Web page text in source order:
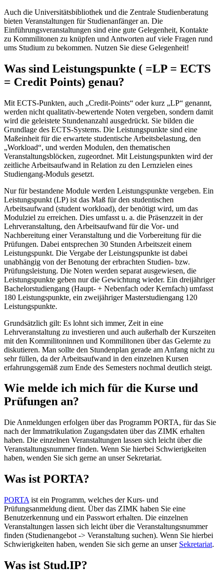
Auch die Universitätsbibliothek und die Zentrale Studienberatung
bieten Veranstaltungen für Studienanfänger an. Die
Einführungsveranstaltungen sind eine gute Gelegenheit, Kontakte
zu Kommilitonen zu knüpfen und Antworten auf viele Fragen rund
ums Studium zu bekommen. Nutzen Sie diese Gelegenheit!
Was sind Leistungspunkte ( =LP = ECTS
= Credit Points) genau?
Mit ECTS-Punkten, auch „Credit-Points“ oder kurz „LP“ genannt,
werden nicht qualitativ-bewertende Noten vergeben, sondern damit
wird die geleistete Stundenanzahl ausgedrückt. Sie bilden die
Grundlage des ECTS-Systems. Die Leistungspunkte sind eine
Maßeinheit für die erwartete studentische Arbeitsbelastung, den
„Workload“, und werden Modulen, den thematischen
Veranstaltungsblöcken, zugeordnet. Mit Leistungspunkten wird der
zeitliche Arbeitsaufwand in Relation zu den Lernzielen eines
Studiengang-Moduls gesetzt.
Nur für bestandene Module werden Leistungspunkte vergeben. Ein
Leistungspunkt (LP) ist das Maß für den studentischen
Arbeitsaufwand (student workload), der benötigt wird, um das
Modulziel zu erreichen. Dies umfasst u. a. die Präsenzzeit in der
Lehrveranstaltung, den Arbeitsaufwand für die Vor- und
Nachbereitung einer Veranstaltung und die Vorbereitung für die
Prüfungen. Dabei entsprechen 30 Stunden Arbeitszeit einem
Leistungspunkt. Die Vergabe der Leistungspunkte ist dabei
unabhängig von der Benotung der erbrachten Studien- bzw.
Prüfungsleistung. Die Noten werden separat ausgewiesen, die
Leistungspunkte geben nur die Gewichtung wieder. Ein dreijähriger
Bachelorstudiengang (Haupt- + Nebenfach oder Kernfach) umfasst
180 Leistungspunkte, ein zweijähriger Masterstudiengang 120
Leistungspunkte.
Grundsätzlich gilt: Es lohnt sich immer, Zeit in eine
Lehrveranstaltung zu investieren und auch außerhalb der Kurszeiten
mit den Kommilitoninnen und Kommilitonen über das Gelernte zu
diskutieren. Man sollte den Stundenplan gerade am Anfang nicht zu
sehr füllen, da der Arbeitsaufwand in den einzelnen Kursen
erfahrungsgemäß zum Ende des Semesters nochmal deutlich steigt.
Wie melde ich mich für die Kurse und
Prüfungen an?
Die Anmeldungen erfolgen über das Programm PORTA, für das Sie
nach der Immatrikulation Zugangsdaten über das ZIMK erhalten
haben. Die einzelnen Veranstaltungen lassen sich leicht über die
Veranstaltungsnummer finden. Wenn Sie hierbei Schwierigkeiten
haben, wenden Sie sich gerne an unser Sekretariat.
Was ist PORTA?
PORTA ist ein Programm, welches der Kurs- und
Prüfungsanmeldung dient. Über das ZIMK haben Sie eine
Benutzerkennung und ein Passwort erhalten. Die einzelnen
Veranstaltungen lassen sich leicht über die Veranstaltungsnummer
finden (Studienangebot -> Veranstaltung suchen). Wenn Sie hierbei
Schwierigkeiten haben, wenden Sie sich gerne an unser Sekretariat.
Was ist Stud.IP?